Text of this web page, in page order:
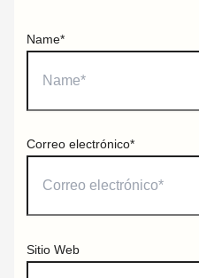
Name*
Correo electrónico*
Sitio Web